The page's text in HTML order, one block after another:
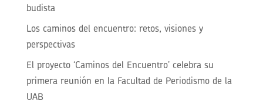
budista
Los caminos del encuentro: retos, visiones y
perspectivas
El proyecto ‘Caminos del Encuentro’ celebra su
primera reunión en la Facultad de Periodismo de la
UAB